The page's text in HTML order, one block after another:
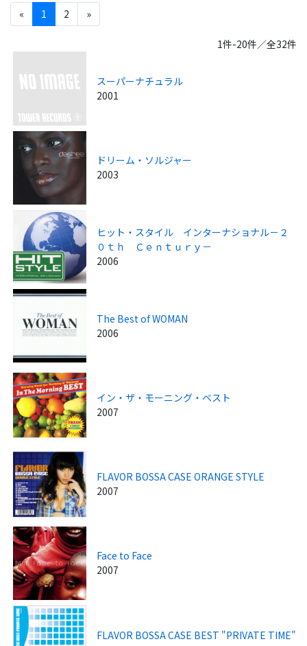
«
1 2 »
1件-20件／全32件
スーパーナチュラル
2001
ドリーム・ソルジャー
2003
ヒット・スタイル インターナショナル－２
０ｔｈ Ｃｅｎｔｕｒｙ－
2006
The Best of WOMAN
2006
イン・ザ・モーニング・ベスト
2007
FLAVOR BOSSA CASE ORANGE STYLE
2007
Face to Face
2007
FLAVOR BOSSA CASE BEST "PRIVATE TIME"